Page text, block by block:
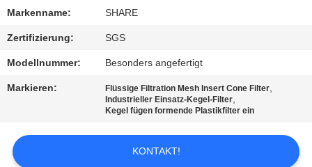
KONTAKT
MIT
NEUIGKEITEN
Markenname: SHARE
Zertifizierung: SGS
Modellnummer: Besonders angefertigt
Markieren: Flüssige Filtration Mesh Insert Cone Filter,
Industrieller Einsatz-Kegel-Filter,
Kegel fügen formende Plastikfilter ein
KONTAKT!